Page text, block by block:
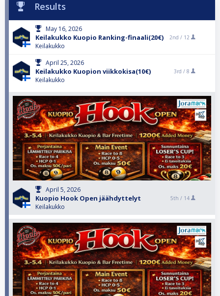
Results
May 16, 2026
Keilakukko Kuopio Ranking-finaali(20€)
Keilakukko
2nd / 12
April 25, 2026
Keilakukko Kuopion viikkokisa(10€)
Keilakukko
3rd / 8
April 5, 2026
Kuopio Hook Open jäähdyttelyt
Keilakukko
5th / 14